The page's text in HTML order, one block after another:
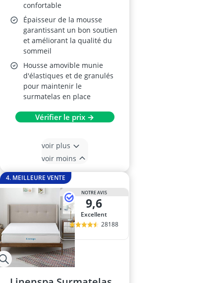
confortable
Épaisseur de la mousse
garantissant un bon soutien
et améliorant la qualité du
sommeil
Housse amovible munie
d'élastiques et de granulés
pour maintenir le
surmatelas en place
Vérifier le prix →
voir plus
voir moins
4. MEILLEURE VENTE
NOTRE AVIS
9,6
Excellent
28188